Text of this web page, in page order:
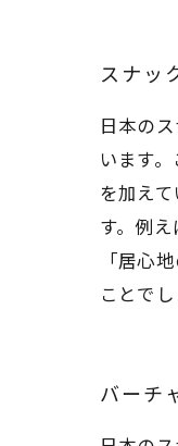
スナッ
日本の
います
を加え
す。例
「居心
ことでし
バーチ